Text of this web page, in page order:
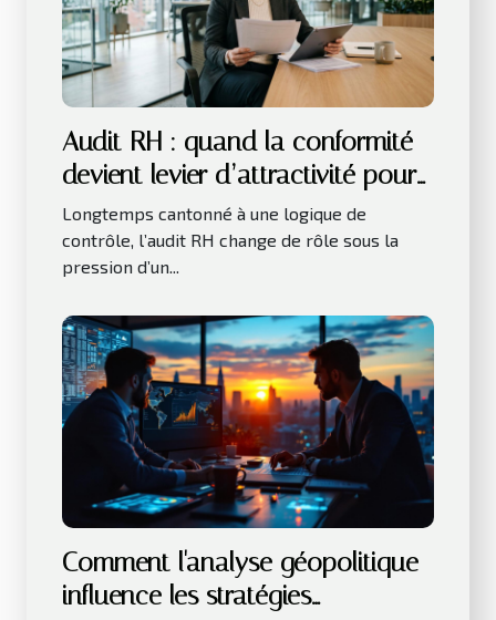
Audit RH : quand la conformité
devient levier d’attractivité pour
les talents
Longtemps cantonné à une logique de
contrôle, l’audit RH change de rôle sous la
pression d’un...
Comment l'analyse géopolitique
influence les stratégies